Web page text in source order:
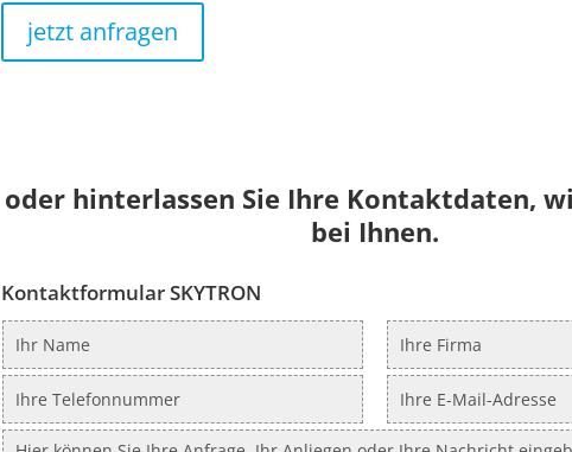
jetzt anfragen
oder hinterlassen Sie Ihre Kontaktdaten,
bei Ihnen.
Kontaktformular SKYTRON